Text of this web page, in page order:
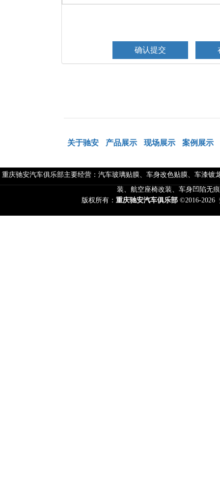
关于驰安 产品展示 现场展示 案例展示
重庆驰安汽车俱乐部主要经营：汽车玻璃贴膜、车身改色贴膜、车漆
装、航空座椅改装、车身凹陷无
版权所有： 重庆驰安汽车俱乐部©2016-2026